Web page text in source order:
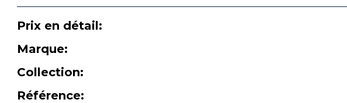
Prix en détail:
Marque:
Collection:
Référence: